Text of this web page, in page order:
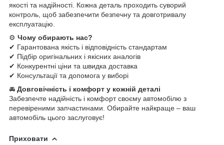
якості та надійності. Кожна деталь проходить суворий
контроль, щоб забезпечити безпечну та довготривалу
експлуатацію.
⚙ Чому обирають нас?
✔ Гарантована якість і відповідність стандартам
✔ Підбір оригінальних і якісних аналогів
✔ Конкурентні ціни та швидка доставка
✔ Консультації та допомога у виборі
🚘 Довговічність і комфорт у кожній деталі
Забезпечте надійність і комфорт своєму автомобілю з
перевіреними запчастинами. Обирайте найкраще – ваш
автомобіль цього заслуговує!
Приховати